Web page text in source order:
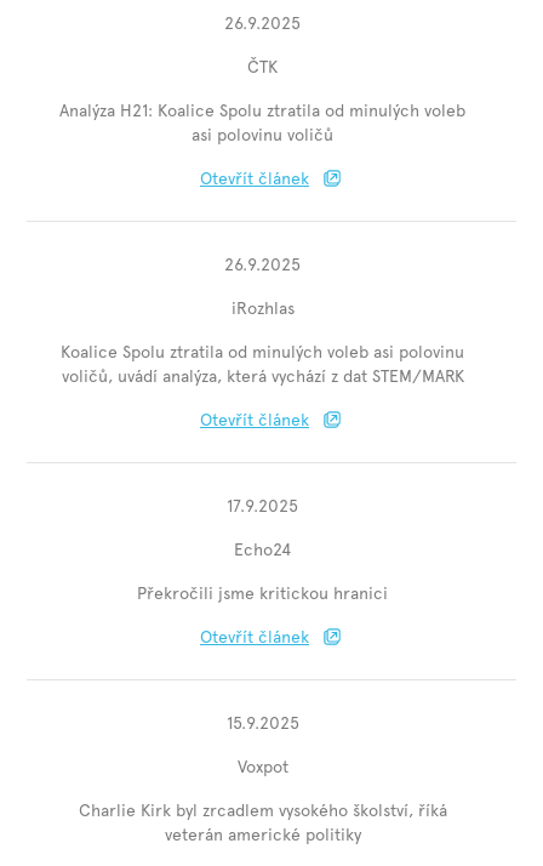
26.9.2025
ČTK
Analýza H21: Koalice Spolu ztratila od minulých voleb
asi polovinu voličů
Otevřít článek
26.9.2025
iRozhlas
Koalice Spolu ztratila od minulých voleb asi polovinu
voličů, uvádí analýza, která vychází z dat STEM/MARK
Otevřít článek
17.9.2025
Echo24
Překročili jsme kritickou hranici
Otevřít článek
15.9.2025
Voxpot
Charlie Kirk byl zrcadlem vysokého školství, říká
veterán americké politiky